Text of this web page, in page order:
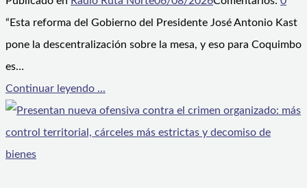
“Esta reforma del Gobierno del Presidente José Antonio Kast
pone la descentralización sobre la mesa, y eso para Coquimbo
es…
Continuar leyendo ...